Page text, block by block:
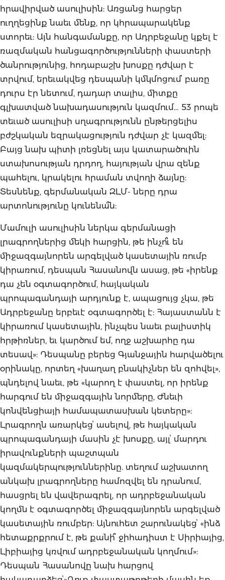
հրավիրված ասուլիսին: Առցանց հարցեր
ուղղեցինք նաեւ մենք, որ կհրապարակենք
ստորեւ: Այն հանգամանքը, որ Ադրբեջանը կքել է
ռազմական հանցագործությունների փաստերի
ծանրությունից, հոդաբաշխ խոսքը դժվար է
տրվում, երեւակվեց դեսպանի կմկմոցումՙ բառը
դուրս էր նետում, դադար տալիս, միտքը
գլխատված նախադասություն կազմում… 53 րոպե
տեւած ասուլիսի սղագրությունն ընթերցելիս
բժշկական եզրակացություն դժվար չէ կազմել:
Բայց նախ պիտի լռեցնել այս կատարածուին
ստախոսության դրդող, հայության վրա զենք
պահելու, կրակելու հրաման տվողի ձայնը:
Տեսնենք, գերմանական ԶԼՄ- ները դրա
արտոնությունը կունենա՞ն:
Մամուլի ասուլիսին ներկա գերմանացի
լրագրողներից մեկի հարցին, թե ինչո՞ւ են
միջազգայնորեն արգելված կասետային ռումբ
կիրառում, դեսպան Հասանովն ասաց, թե «իրենք
դա չեն օգտագործում, հայկական
պրոպագանդայի արդյունք է, ապացույց չկա, թե
Ադրբեջանը երբեւէ օգտագործել է: Հայաստանն է
կիրառում կասետային, ինչպես նաեւ բալիստիկ
հրթիռներ, եւ կարծում եմ, ողջ աշխարհը դա
տեսավ»: Դեսպանը բերեց Գյանջային հարվածելու
օրինակը, որտեղ «խաղաղ բնակիչներ են զոհվել»,
պնդելով նաեւ, թե «կարող է փաստել, որ իրենք
հարգում են միջազգային նորմերը, Ժնեւի
կոնվենցիայի համապատասխան կետերը»:
Լրագրողն առարկեցՙ ասելով, թե հայկական
պրոպագանդայի մասին չէ խոսքը, այլՙ մարդու
իրավունքների պաշտպան
կազմակերպություններինը. տեղում աշխատող
անկախ լրագրողները համոզվել են դրանում,
հասցրել են վավերագրել, որ ադրբեջանական
կողմն է օգտագործել միջազգայնորեն արգելված
կասետային ռումբեր: Այնուհետ շարունակեցՙ «ինձ
հետաքրքրում է, թե քանի՞ ջիհադիստ է Սիրիայից,
Լիբիայից կռվում ադրբեջանական կողմում»:
Դեսպան Հասանովը նախ հարցով